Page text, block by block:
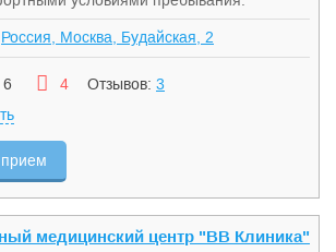
Россия, Москва, Будайская, 2
6 4 Отзывов: 3
медицинский центр "ВВ Клиника"